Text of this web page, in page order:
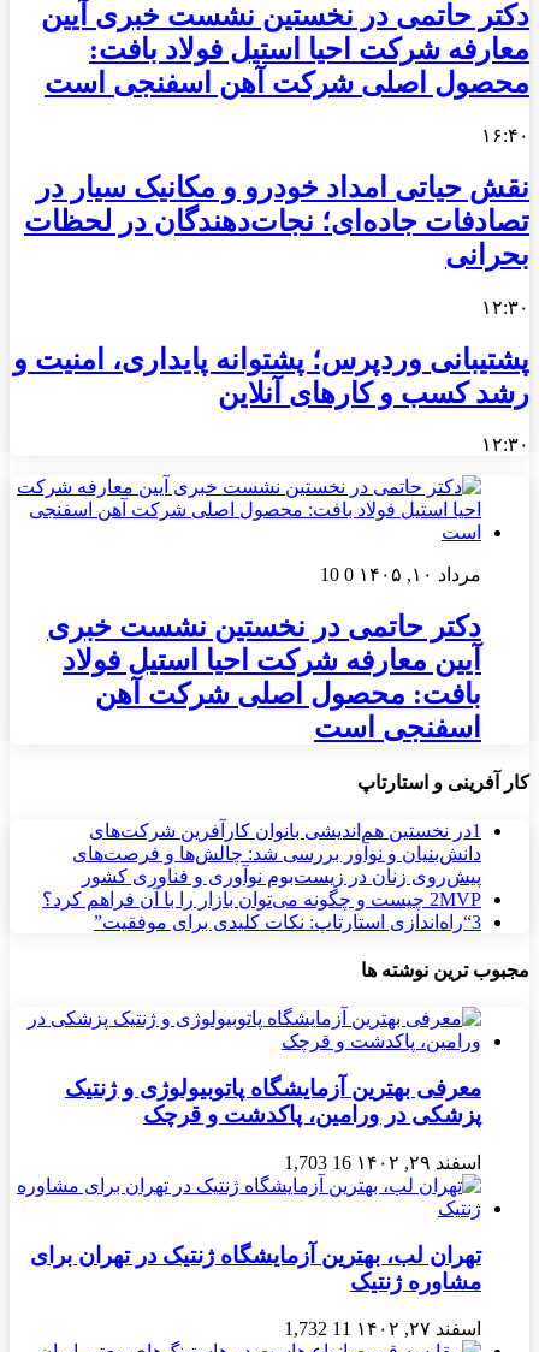
دکتر حاتمی در نخستین نشست خبری آیین
معارفه شرکت احیا استیل فولاد بافت:
محصول اصلی شرکت آهن اسفنجی است
۱۶:۴۰
نقش حیاتی امداد خودرو و مکانیک سیار در
تصادفات جاده‌ای؛ نجات‌دهندگان در لحظات
بحرانی
۱۲:۳۰
پشتیبانی وردپرس؛ پشتوانه پایداری، امنیت و
رشد کسب‌ و کارهای آنلاین
۱۲:۳۰
مرداد ۱۰, ۱۴۰۵ 0
10
دکتر حاتمی در نخستین نشست خبری
آیین معارفه شرکت احیا استیل فولاد
بافت: محصول اصلی شرکت آهن
اسفنجی است
کار آفرینی و استارتاپ
1در نخستین هم‌اندیشی بانوان کارآفرین شرکت‌های
دانش‌بنیان و نوآور بررسی شد: چالش‌ها و فرصت‌های
پیش‌روی زنان در زیست‌بوم نوآوری و فناوری کشور
2MVP چیست و چگونه می‌توان بازار را با آن فراهم کرد؟
3“راه‌اندازی استارتاپ: نکات کلیدی برای موفقیت”
مجبوب ترین نوشته ها
معرفی بهترین آزمایشگاه پاتوبیولوژی و ژنتیک
پزشکی در ورامین، پاکدشت و قرچک
اسفند ۲۹, ۱۴۰۲ 16
1,703
تهران لب، بهترین آزمایشگاه ژنتیک در تهران برای
مشاوره ژنتیک
اسفند ۲۷, ۱۴۰۲ 11
1,732